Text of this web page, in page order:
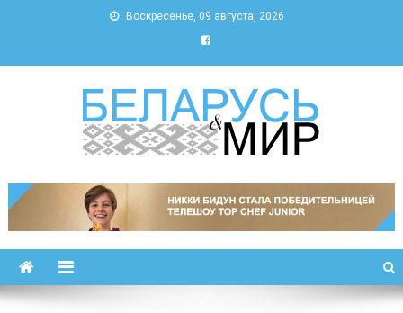
Воскресенье, 09 августа, 2026
Беларусь и мир